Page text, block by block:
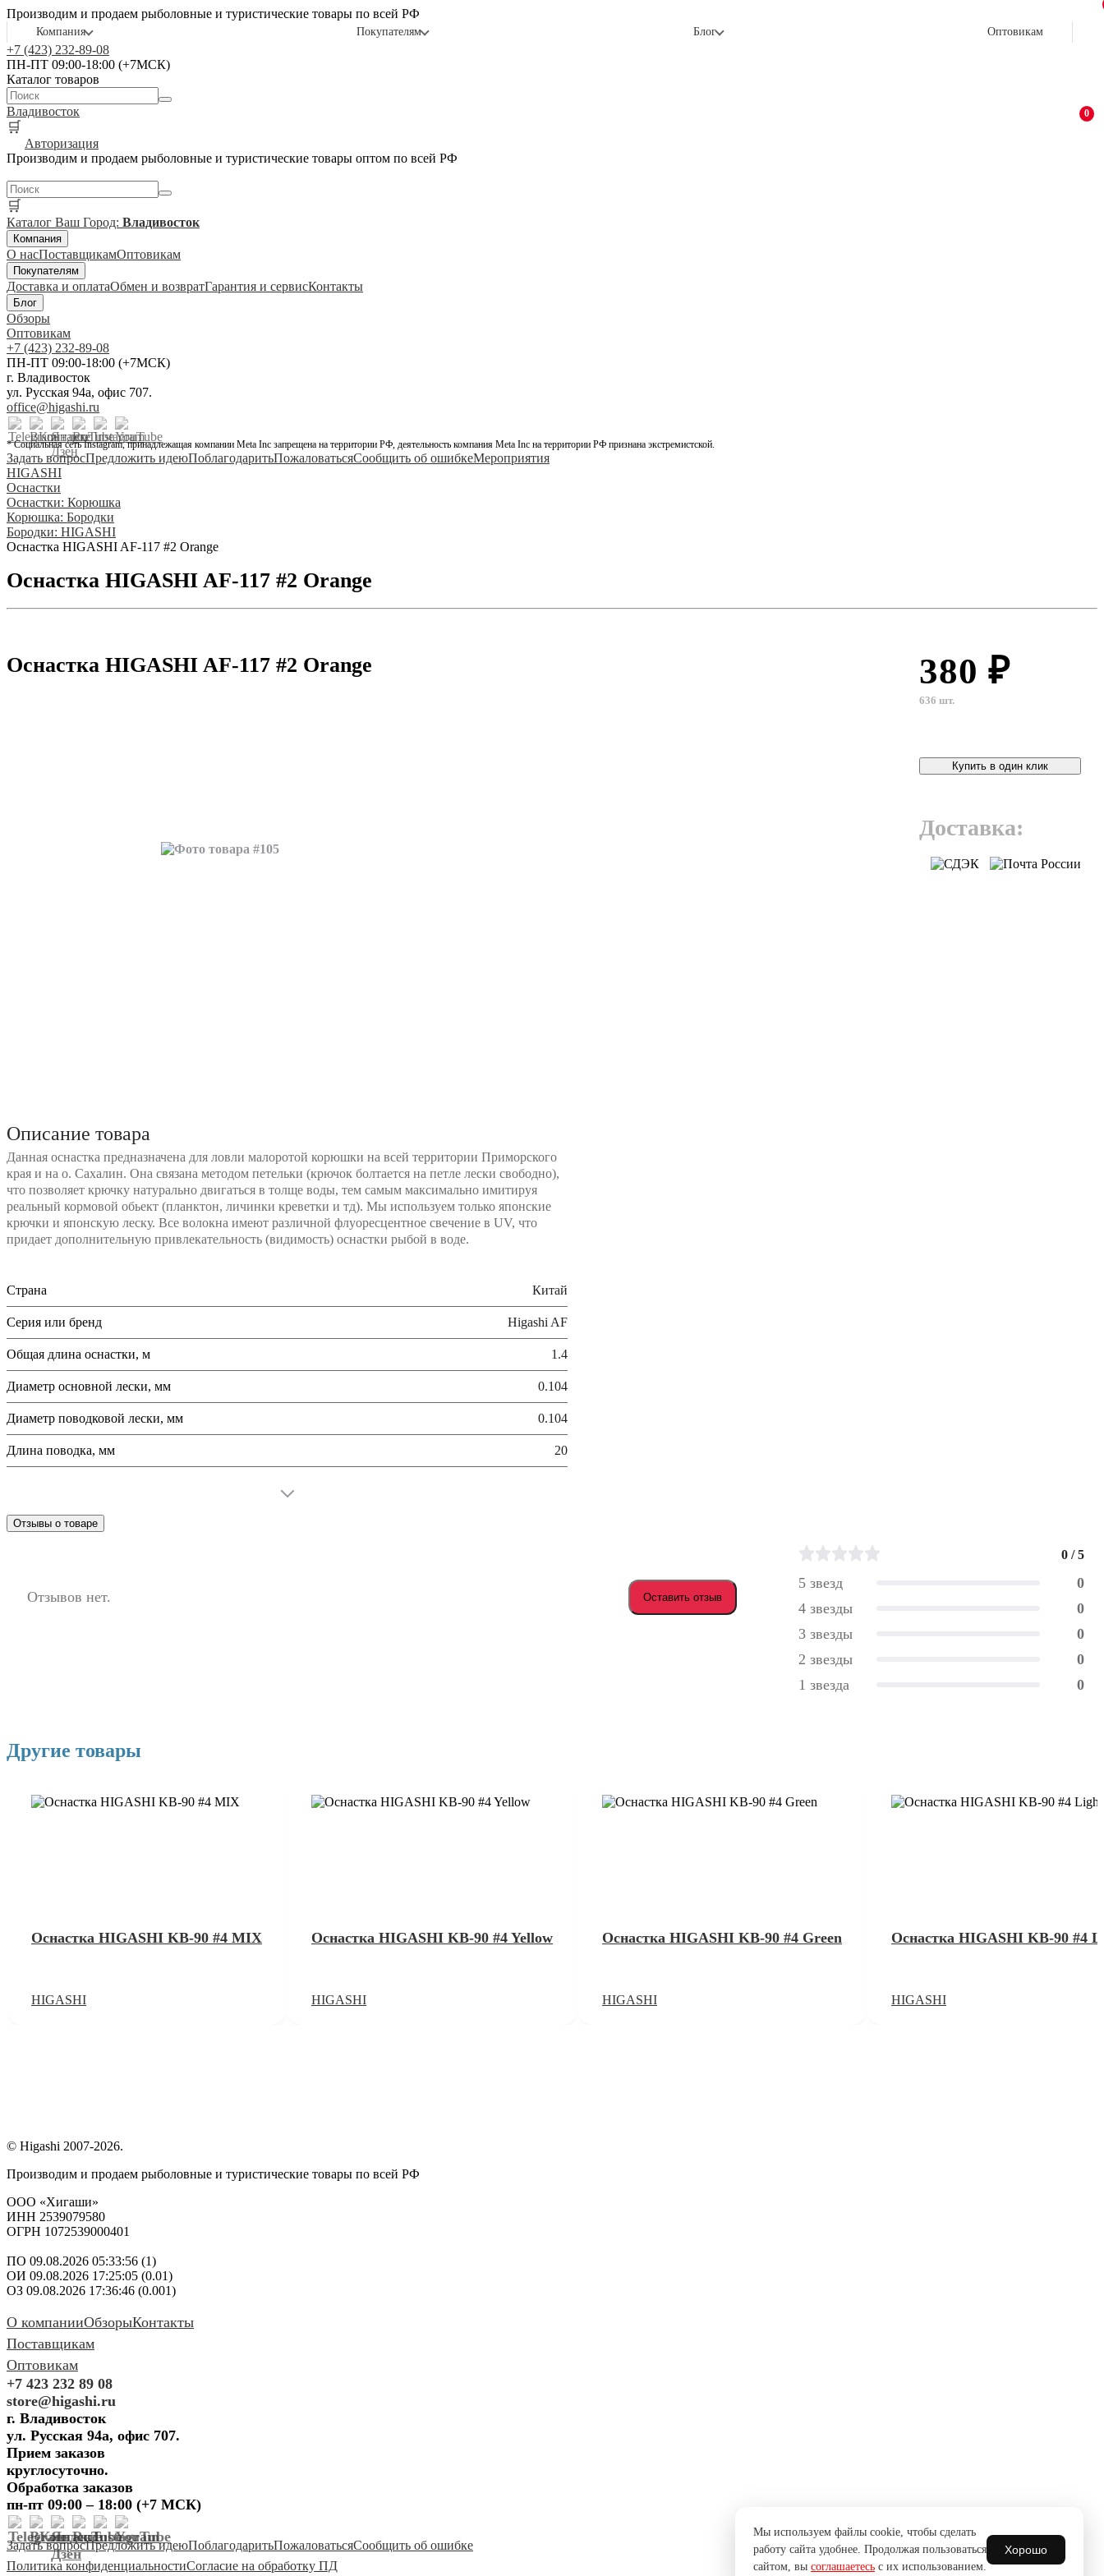
Производим и продаем рыболовные и туристические товары по всей РФ
Компания Покупателям Блог Оптовикам
+7 (423) 232-89-08
ПН-ПТ 09:00-18:00 (+7МСК)
Каталог товаров
Владивосток
🛒
0
Авторизация
Производим и продаем рыболовные и туристические товары оптом по всей РФ
🛒
Каталог Ваш Город: Владивосток
Компания
О насПоставщикамОптовикам
Покупателям
Доставка и оплатаОбмен и возвратГарантия и сервисКонтакты
Блог
Обзоры
Оптовикам
+7 (423) 232-89-08
ПН-ПТ 09:00-18:00 (+7МСК)
г. Владивосток
ул. Русская 94а, офис 707.
office@higashi.ru
* Социальная сеть Instagram, принадлежащая компании Meta Inc запрещена на территории РФ, деятельность компания Meta Inc на территории РФ признана экстремистской.
Задать вопросПредложить идеюПоблагодаритьПожаловатьсяСообщить об ошибкеМероприятия
HIGASHI
Оснастки
Оснастки: Корюшка
Корюшка: Бородки
Бородки: HIGASHI
Оснастка HIGASHI AF-117 #2 Orange
Оснастка HIGASHI AF-117 #2 Orange
Оснастка HIGASHI AF-117 #2 Orange 380 ₽
636 шт.
Купить в один клик
Доставка:
Описание товара
Данная оснастка предназначена для ловли малоротой корюшки на всей территории Приморского
края и на о. Сахалин. Она связана методом петельки (крючок болтается на петле лески свободно),
что позволяет крючку натурально двигаться в толще воды, тем самым максимально имитируя
реальный кормовой обьект (планктон, личинки креветки и тд). Мы используем только японские
крючки и японскую леску. Все волокна имеют различной флуоресцентное свечение в UV, что
придает дополнительную привлекательность (видимость) оснастки рыбой в воде.
Страна Китай
Серия или бренд Higashi AF
Общая длина оснастки, м 1.4
Диаметр основной лески, мм 0.104
Диаметр поводковой лески, мм 0.104
Длина поводка, мм 20
Отзывы о товаре
Отзывов нет. Оставить отзыв
0 / 5
5 звезд
0
4 звезды
0
3 звезды
0
2 звезды
0
1 звезда
0
Другие товары
Оснастка HIGASHI KB-90 #4 MIX
HIGASHI
Оснастка HIGASHI KB-90 #4 Yellow
HIGASHI
Оснастка HIGASHI KB-90 #4 Green
HIGASHI
Оснастка HIGASHI KB-90 #4
HIGASHI
© Higashi 2007-2026.
Производим и продаем рыболовные и туристические товары по всей РФ
ООО «Хигаши»
ИНН 2539079580
ОГРН 1072539000401
ПО 09.08.2026 05:33:56 (1)
ОИ 09.08.2026 17:25:05 (0.01)
ОЗ 09.08.2026 17:36:46 (0.001)
О компанииОбзорыКонтакты
Поставщикам
Оптовикам
+7 423 232 89 08
store@higashi.ru
г. Владивосток
ул. Русская 94а, офис 707.
Прием заказов
круглосуточно.
Обработка заказов
пн-пт 09:00 – 18:00 (+7 МСК)
Задать вопросПредложить идеюПоблагодаритьПожаловатьсяСообщить об ошибке
Политика конфиденциальностиСогласие на обработку ПД
Мы используем файлы cookie, чтобы сделать
работу сайта удобнее. Продолжая пользоваться
сайтом, вы соглашаетесь с их использованием.
Хорошо